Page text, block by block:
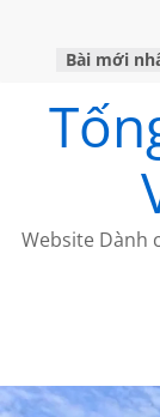
Bài mới
Website Dành